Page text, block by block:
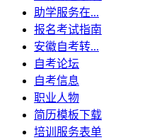
助学服务在...
报名考试指南
安徽自考转...
自考论坛
自考信息
职业人物
简历模板下载
培训服务表单